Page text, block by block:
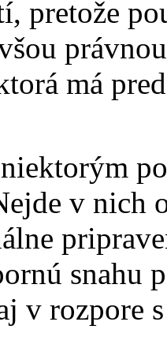
pretože
má
v nich
v rozpore